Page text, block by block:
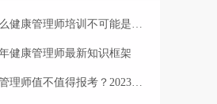
健康管理师最新知识框架